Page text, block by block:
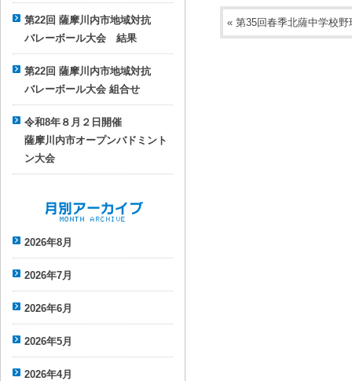
第22回 薩摩川内市地域対抗
バレーボール大会 結果
第22回 薩摩川内市地域対抗
バレーボール大会 組合せ
令和8年８月２日開催
薩摩川内市オープンバドミント
ン大会
2026年8月
2026年7月
2026年6月
2026年5月
2026年4月
« 第35回春季北薩中学校